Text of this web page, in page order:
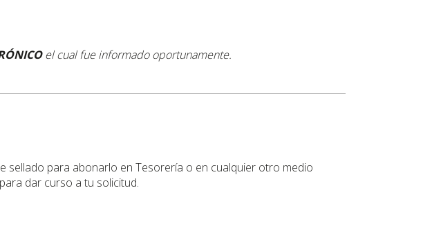
el cual fue informado oportunamente.
sellado para abonarlo en Tesorería o en cualquier otro medio
dar curso a tu solicitud.